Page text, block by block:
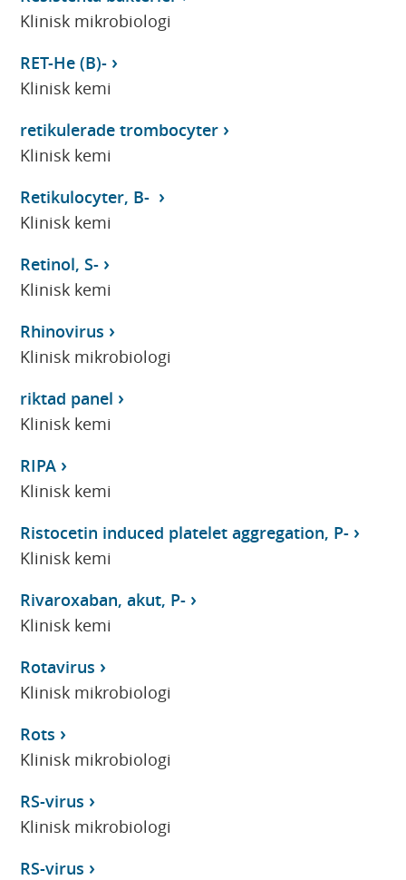
Klinisk mikrobiologi
RET-He (B)-
Klinisk kemi
retikulerade trombocyter
Klinisk kemi
Retikulocyter, B-
Klinisk kemi
Retinol, S-
Klinisk kemi
Rhinovirus
Klinisk mikrobiologi
riktad panel
Klinisk kemi
RIPA
Klinisk kemi
Ristocetin induced platelet aggregation, P-
Klinisk kemi
Rivaroxaban, akut, P-
Klinisk kemi
Rotavirus
Klinisk mikrobiologi
Rots
Klinisk mikrobiologi
RS-virus
Klinisk mikrobiologi
RS-virus